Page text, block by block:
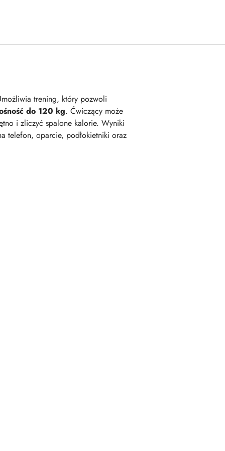
trening, który pozwoli
do 120 kg. Ćwiczący może
i zliczyć spalone kalorie. Wyniki
telefon, oparcie, podłokietniki oraz